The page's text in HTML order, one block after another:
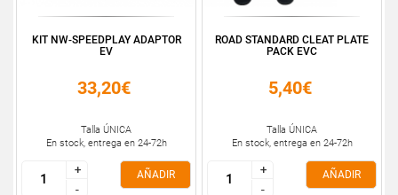
KIT NW-SPEEDPLAY ADAPTOR
EV
33,20€
Talla ÚNICA
En stock, entrega en 24-72h
+
-
+
-
AÑADIR
ROAD STANDARD CLEAT PLATE
PACK EVC
5,40€
Talla ÚNICA
En stock, entrega en 24-72h
+
-
+
-
AÑADIR